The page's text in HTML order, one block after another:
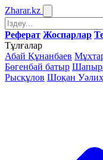
Zharar.kz
Реферат Жоспарлар
Тұлғалар
Абай Құнанбаев
Бөгенбай батыр
Рысқұлов Шоқан